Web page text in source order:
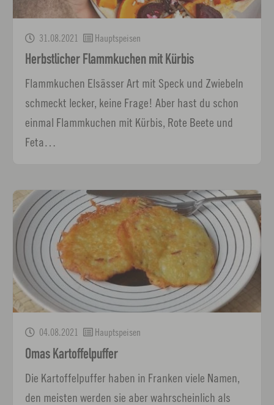
31.08.2021 Hauptspeisen
Herbstlicher Flammkuchen mit Kürbis
Flammkuchen Elsässer Art mit Speck und Zwiebeln
schmeckt lecker, keine Frage! Aber hast du schon
einmal Flammkuchen mit Kürbis, Rote Beete und
Feta…
04.08.2021 Hauptspeisen
Omas Kartoffelpuffer
Die Kartoffelpuffer haben in Franken viele Namen,
den meisten werden sie aber wahrscheinlich als